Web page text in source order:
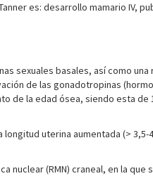
es: desarrollo mamario IV,
sexuales basales, así como
de las gonadotropinas
de la edad ósea, siendo esta
uterina aumentada (> 3,5-
(RMN) craneal, en la que